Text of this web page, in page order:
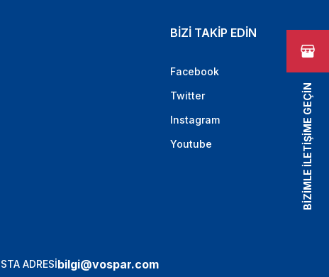
BİZİ TAKİP EDİN
Facebook
Twitter
Instagram
Youtube
ADRESİbilgi@vospar.com
BİZİMLE İLETİŞİME GEÇİN